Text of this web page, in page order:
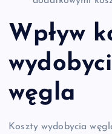
Wpływ
węgla
Koszty wydobycia